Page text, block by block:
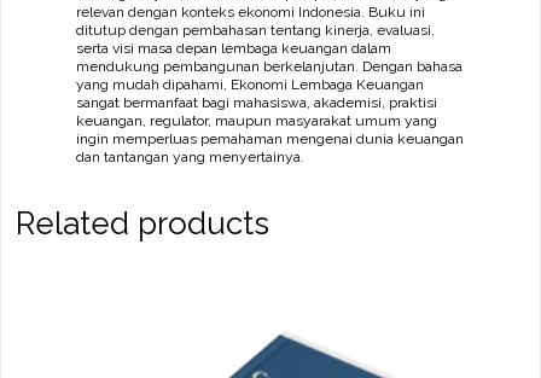
relevan dengan konteks ekonomi Indonesia. Buku ini
ditutup dengan pembahasan tentang kinerja, evaluasi,
serta visi masa depan lembaga keuangan dalam
mendukung pembangunan berkelanjutan. Dengan bahasa
yang mudah dipahami, Ekonomi Lembaga Keuangan
sangat bermanfaat bagi mahasiswa, akademisi, praktisi
keuangan, regulator, maupun masyarakat umum yang
ingin memperluas pemahaman mengenai dunia keuangan
dan tantangan yang menyertainya.
Related products